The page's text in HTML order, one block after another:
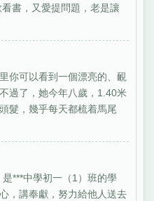
書，又愛提問題，老是讓
你可以看到一個漂亮的、靦
過了，她今年八歲，1.40米
髮，幾乎每天都梳着馬尾
***中學初一（1）班的學
，講奉獻，努力給他人送去